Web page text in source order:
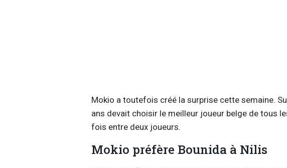
Mokio a toutefois créé la surprise cette semaine.
ans devait choisir le meilleur joueur belge de tous
fois entre deux joueurs.
Mokio préfère Bounida à Nilis